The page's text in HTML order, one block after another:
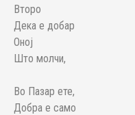
Второ
Дека е добар
Оној
Што молчи,
Во Пазар ете,
Добра е само